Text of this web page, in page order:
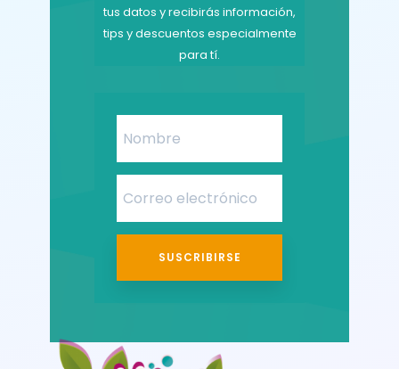
tus datos y recibirás información,
tips y descuentos especialmente
para tí.
SUSCRIBIRSE